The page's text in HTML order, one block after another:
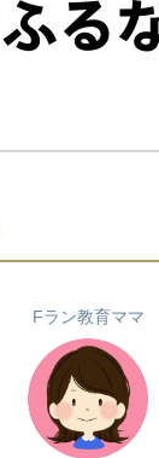
Fラン教育ママ